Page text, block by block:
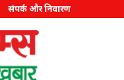
संपर्क और निवारण